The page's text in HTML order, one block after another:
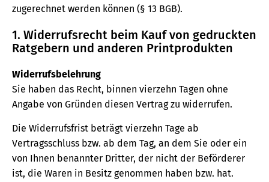
zugerechnet werden können (§ 13 BGB).
1. Widerrufsrecht beim Kauf von gedruckten
Ratgebern und anderen Printprodukten
Widerrufsbelehrung
Sie haben das Recht, binnen vierzehn Tagen ohne
Angabe von Gründen diesen Vertrag zu widerrufen.
Die Widerrufsfrist beträgt vierzehn Tage ab
Vertragsschluss bzw. ab dem Tag, an dem Sie oder ein
von Ihnen benannter Dritter, der nicht der Beförderer
ist, die Waren in Besitz genommen haben bzw. hat.